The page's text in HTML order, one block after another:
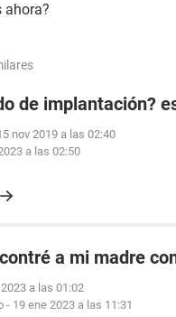
ahora?
de implantación?
nov 2019 a las 02:40
a las 02:50
a mi madre
a las 01:02
- 19 ene 2023 a las 11:31